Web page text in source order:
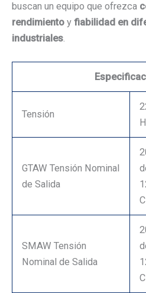
buscan un equipo que ofrezca
rendimiento y fiabilidad en
industriales.
Tensión
GTAW Tensión Nominal
de Salida
SMAW Tensión
Nominal de Salida